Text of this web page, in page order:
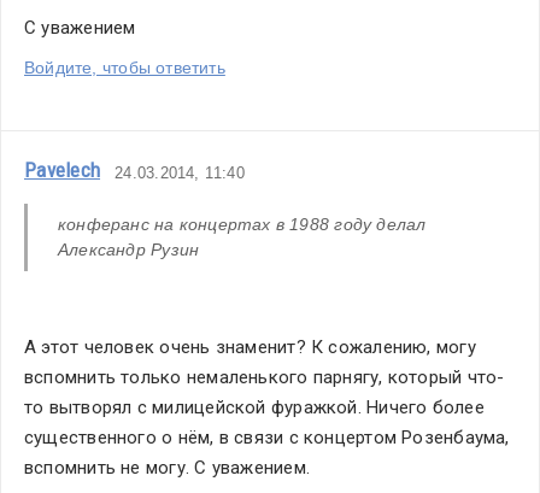
С уважением
Войдите, чтобы ответить
Pavelech 24.03.2014, 11:40
конферанс на концертах в 1988 году делал
Александр Рузин
А этот человек очень знаменит? К сожалению, могу
вспомнить только немаленького парнягу, который что-
то вытворял с милицейской фуражкой. Ничего более
существенного о нём, в связи с концертом Розенбаума,
вспомнить не могу. С уважением.